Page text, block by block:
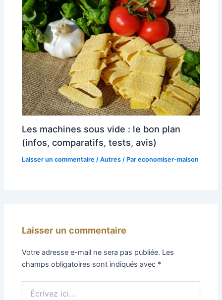
Les machines sous vide : le bon plan
(infos, comparatifs, tests, avis)
Laisser un commentaire /Autres / Pareconomiser-maison
Laisser un commentaire
Votre adresse e-mail ne sera pas publiée. Les
champs obligatoires sont indiqués avec *
ici…